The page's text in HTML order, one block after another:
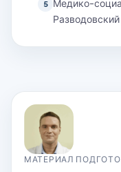
5
Медико-
МАТЕРИАЛ